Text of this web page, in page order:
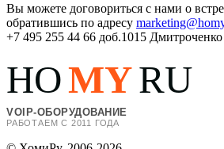
Вы можете договориться с нами о
обратившись по адресу
+7 495 255 44 66 доб.1015
HOMYRU
VOIP-ОБОРУДОВАНИЕ
РАБОТАЕМ С 2011 ГОДА